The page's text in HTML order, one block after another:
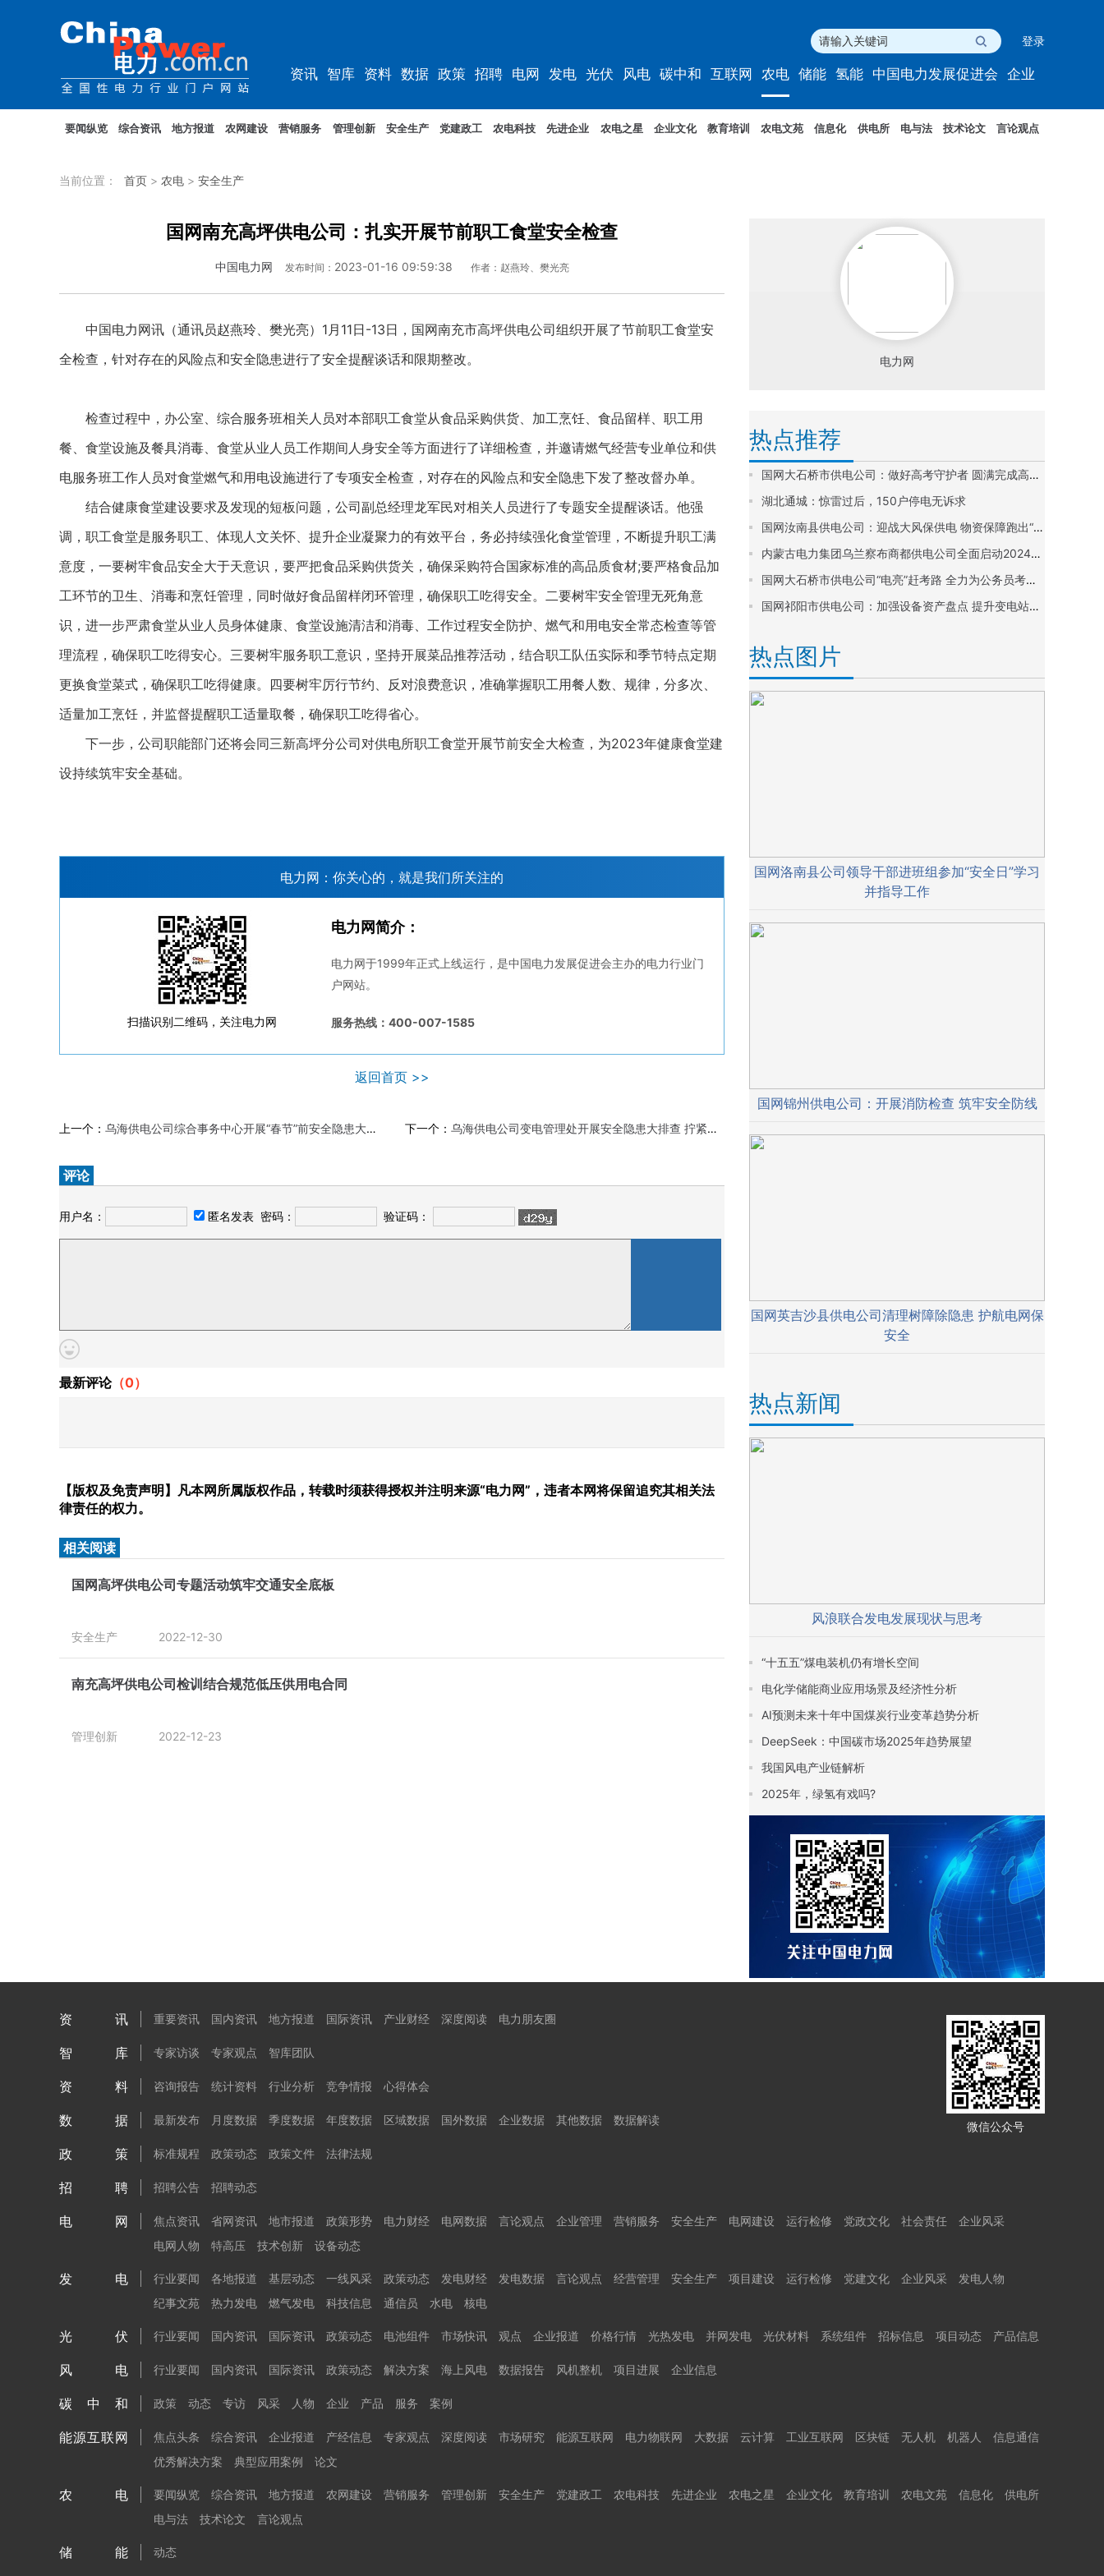
登录
资讯 智库 资料 数据 政策 招聘 电网 发电 光伏 风电 碳中和 互联网 农电 储能 氢能 中国电力发展促进会 企业
要闻纵览 综合资讯 地方报道 农网建设 营销服务 管理创新 安全生产 党建政工 农电科技 先进企业 农电之星 企业文化 教育培训 农电文苑 信息化 供电所 电与法 技术论文 言论观点
当前位置： 首页 > 农电 > 安全生产
国网南充高坪供电公司：扎实开展节前职工食堂安全检查
中国电力网 发布时间： 2023-01-16 09:59:38 作者：赵燕玲、樊光亮
中国电力网讯（通讯员赵燕玲、樊光亮）1月11日-13日，国网南充市高坪供电公司组织开展了节前职工食堂安
全检查，针对存在的风险点和安全隐患进行了安全提醒谈话和限期整改。
检查过程中，办公室、综合服务班相关人员对本部职工食堂从食品采购供货、加工烹饪、食品留样、职工用
餐、食堂设施及餐具消毒、食堂从业人员工作期间人身安全等方面进行了详细检查，并邀请燃气经营专业单位和供
电服务班工作人员对食堂燃气和用电设施进行了专项安全检查，对存在的风险点和安全隐患下发了整改督办单。
结合健康食堂建设要求及发现的短板问题，公司副总经理龙军民对相关人员进行了专题安全提醒谈话。他强
调，职工食堂是服务职工、体现人文关怀、提升企业凝聚力的有效平台，务必持续强化食堂管理，不断提升职工满
意度，一要树牢食品安全大于天意识，要严把食品采购供货关，确保采购符合国家标准的高品质食材;要严格食品加
工环节的卫生、消毒和烹饪管理，同时做好食品留样闭环管理，确保职工吃得安全。二要树牢安全管理无死角意
识，进一步严肃食堂从业人员身体健康、食堂设施清洁和消毒、工作过程安全防护、燃气和用电安全常态检查等管
理流程，确保职工吃得安心。三要树牢服务职工意识，坚持开展菜品推荐活动，结合职工队伍实际和季节特点定期
更换食堂菜式，确保职工吃得健康。四要树牢厉行节约、反对浪费意识，准确掌握职工用餐人数、规律，分多次、
适量加工烹饪，并监督提醒职工适量取餐，确保职工吃得省心。
下一步，公司职能部门还将会同三新高坪分公司对供电所职工食堂开展节前安全大检查，为2023年健康食堂建
设持续筑牢安全基础。
电力网：你关心的，就是我们所关注的
扫描识别二维码，关注电力网
电力网简介：
电力网于1999年正式上线运行，是中国电力发展促进会主办的电力行业门
户网站。
服务热线：400-007-1585
返回首页 >>
上一个： 乌海供电公司综合事务中心开展“春节”前安全隐患大排查 下一个：乌海供电公司变电管理处开展安全隐患大排查 拧紧岁末年初“安全阀”
评论
用户名： 匿名发表 密码： 验证码：
最新评论（0）
【版权及免责声明】凡本网所属版权作品，转载时须获得授权并注明来源“电力网”，违者本网将保留追究其相关法
律责任的权力。
相关阅读
国网高坪供电公司专题活动筑牢交通安全底板
安全生产 2022-12-30
南充高坪供电公司检训结合规范低压供用电合同
管理创新 2022-12-23
电力网
热点推荐
国网大石桥市供电公司：做好高考守护者 圆满完成高考保电工作任务
湖北通城：惊雷过后，150户停电无诉求
国网汝南县供电公司：迎战大风保供电 物资保障跑出“加速度”
内蒙古电力集团乌兰察布商都供电公司全面启动2024年春查工作 筑牢电网安全防线 护航地方经济发展
国网大石桥市供电公司“电亮”赶考路 全力为公务员考试保驾护航
国网祁阳市供电公司：加强设备资产盘点 提升变电站精益管理
热点图片
国网洛南县公司领导干部进班组参加“安全日”学习
并指导工作
国网锦州供电公司：开展消防检查 筑牢安全防线
国网英吉沙县供电公司清理树障除隐患 护航电网保
安全
热点新闻
风浪联合发电发展现状与思考
“十五五”煤电装机仍有增长空间
电化学储能商业应用场景及经济性分析
AI预测未来十年中国煤炭行业变革趋势分析
DeepSeek：中国碳市场2025年趋势展望
我国风电产业链解析
2025年，绿氢有戏吗?
微信公众号
资讯 重要资讯 国内资讯 地方报道 国际资讯 产业财经 深度阅读 电力朋友圈
智库 专家访谈 专家观点 智库团队
资料 咨询报告 统计资料 行业分析 竞争情报 心得体会
数据 最新发布 月度数据 季度数据 年度数据 区域数据 国外数据 企业数据 其他数据 数据解读
政策 标准规程 政策动态 政策文件 法律法规
招聘 招聘公告 招聘动态
电网 焦点资讯 省网资讯 地市报道 政策形势 电力财经 电网数据 言论观点 企业管理 营销服务 安全生产 电网建设 运行检修 党政文化 社会责任
企业风采
电网人物
特高压 技术创新 设备动态
发电 行业要闻 各地报道 基层动态 一线风采 政策动态 发电财经 发电数据 言论观点 经营管理 安全生产 项目建设 运行检修 党建文化 企业风采
发电人物
纪事文苑
热力发电 燃气发电 科技信息 通信员 水电 核电
光伏 行业要闻 国内资讯 国际资讯 政策动态 电池组件 市场快讯 观点 企业报道 价格行情 光热发电 并网发电 光伏材料 系统组件 招标信息 项目动态 产品信息
风电 行业要闻 国内资讯 国际资讯 政策动态 解决方案 海上风电 数据报告 风机整机 项目进展 企业信息
碳中和 政策 动态 专访 风采 人物 企业 产品 服务 案例
能源互联网 焦点头条 综合资讯 企业报道 产经信息 专家观点 深度阅读 市场研究 能源互联网 电力物联网 大数据 云计算 工业互联网 区块链 无人机 机器人
信息通信
优秀解决方案
典型应用案例 论文
农电 要闻纵览 综合资讯 地方报道 农网建设 营销服务 管理创新 安全生产 党建政工 农电科技 先进企业 农电之星 企业文化 教育培训 农电文苑 信息化
供电所
电与法
技术论文 言论观点
储能 动态